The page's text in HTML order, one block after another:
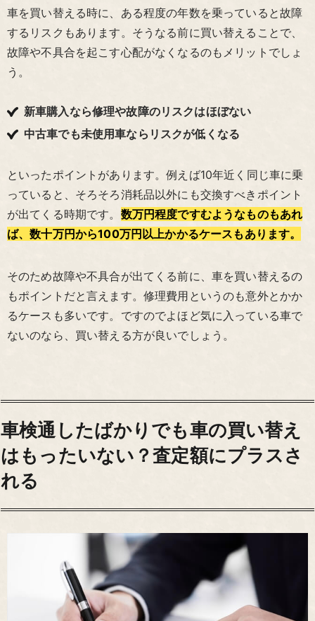
車を買い替える時に、ある程度の年数を乗っていると故障
するリスクもあります。そうなる前に買い替えることで、
故障や不具合を起こす心配がなくなるのもメリットでしょ
う。
新車購入なら修理や故障のリスクはほぼない
中古車でも未使用車ならリスクが低くなる
といったポイントがあります。例えば10年近く同じ車に乗
っていると、そろそろ消耗品以外にも交換すべきポイント
が出てくる時期です。 数万円程度ですむようなものもあれ
ば、数十万円から100万円以上かかるケースもあります。
そのため故障や不具合が出てくる前に、車を買い替えるの
もポイントだと言えます。修理費用というのも意外とかか
るケースも多いです。ですのでよほど気に入っている車で
ないのなら、買い替える方が良いでしょう。
車検通したばかりでも車の買い替え
はもったいない？査定額にプラスさ
れる